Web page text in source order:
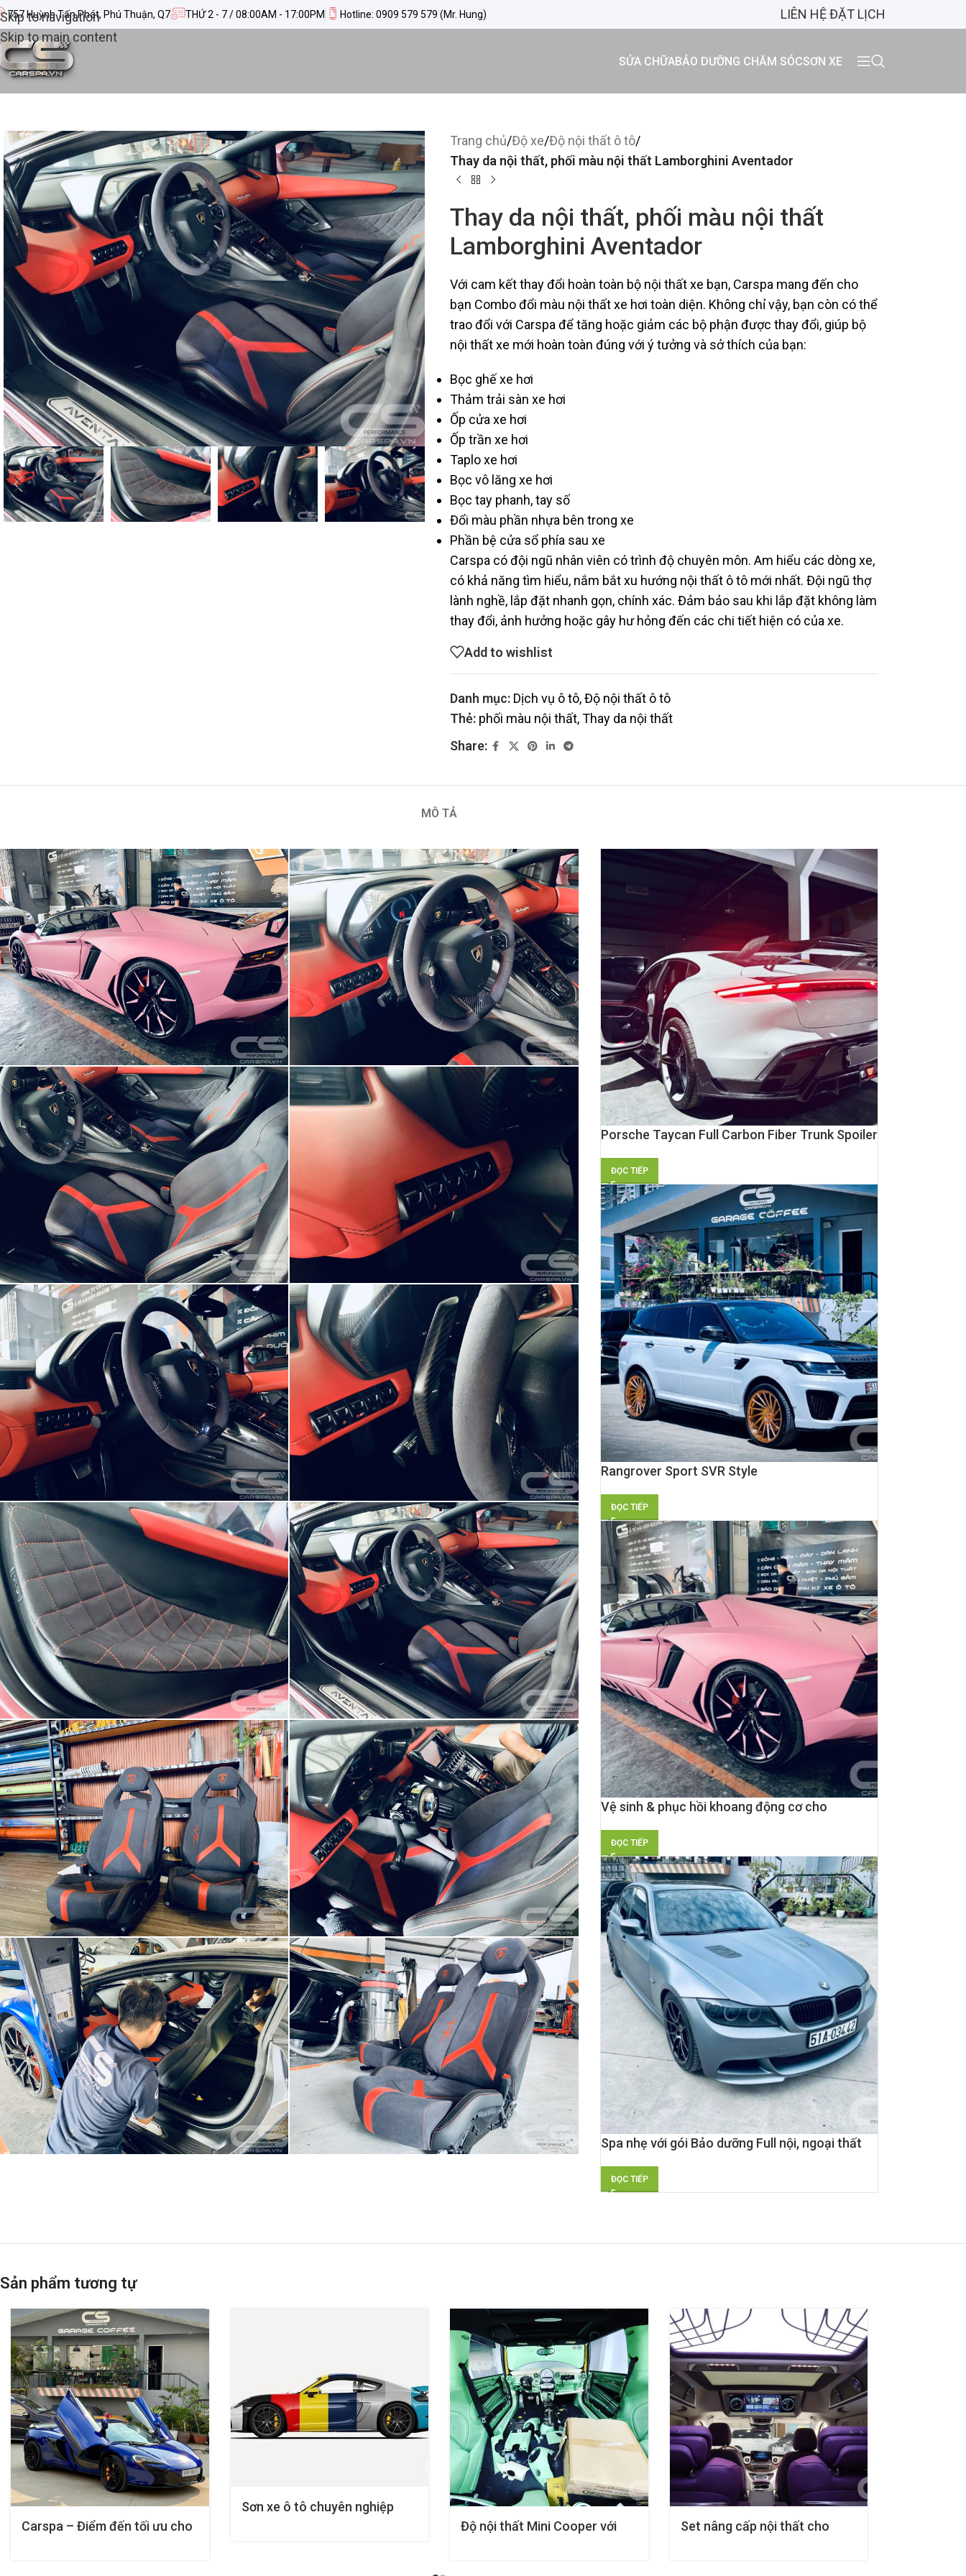
Skip to navigation
Skip to main content
757 Huỳnh Tấn Phát, Phú Thuận, Q7 THỨ 2 - 7 / 08:00AM - 17:00PM Hotline: 0909 579 579 (Mr. Hung) LIÊN HỆ ĐẶT LỊCH
SỬA CHỮABẢO DƯỠNG CHĂM SÓCSƠN XE
Trang chủ/Độ xe/Độ nội thất ô tô/
Thay da nội thất, phối màu nội thất Lamborghini Aventador
Thay da nội thất, phối màu nội thất
Lamborghini Aventador
Với cam kết thay đổi hoàn toàn bộ nội thất xe bạn, Carspa mang đến cho
bạn Combo đổi màu nội thất xe hơi toàn diện. Không chỉ vậy, bạn còn có thể
trao đổi với Carspa để tăng hoặc giảm các bộ phận được thay đổi, giúp bộ
nội thất xe mới hoàn toàn đúng với ý tưởng và sở thích của bạn:
Bọc ghế xe hơi
Thảm trải sàn xe hơi
Ốp cửa xe hơi
Ốp trần xe hơi
Taplo xe hơi
Bọc vô lăng xe hơi
Bọc tay phanh, tay số
Đổi màu phần nhựa bên trong xe
Phần bệ cửa sổ phía sau xe
Carspa có đội ngũ nhân viên có trình độ chuyên môn. Am hiểu các dòng xe,
có khả năng tìm hiểu, nắm bắt xu hướng nội thất ô tô mới nhất. Đội ngũ thợ
lành nghề, lắp đặt nhanh gọn, chính xác. Đảm bảo sau khi lắp đặt không làm
thay đổi, ảnh hưởng hoặc gây hư hỏng đến các chi tiết hiện có của xe.
Add to wishlist
Danh mục: Dịch vụ ô tô,Độ nội thất ô tô
Thẻ: phối màu nội thất,Thay da nội thất
Share:
MÔ TẢ
Porsche Taycan Full Carbon Fiber Trunk Spoiler
ĐỌC TIẾP
Rangrover Sport SVR Style
ĐỌC TIẾP
Vệ sinh & phục hồi khoang động cơ cho
ĐỌC TIẾP
Spa nhẹ với gói Bảo dưỡng Full nội, ngoại thất
ĐỌC TIẾP
Sản phẩm tương tự
Carspa – Điểm đến tối ưu cho
Sơn xe ô tô chuyên nghiệp
Độ nội thất Mini Cooper với
Set nâng cấp nội thất cho